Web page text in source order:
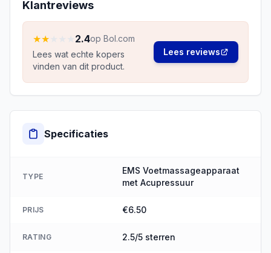
Klantreviews
★★ 2.4op Bol.com
Lees wat echte kopers
vinden van dit product.
Lees reviews
Specificaties
TYPE
EMS Voetmassageapparaat
met Acupressuur
PRIJS €6.50
RATING 2.5/5 sterren